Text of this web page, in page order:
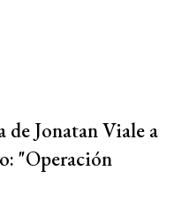
de Jonatan Viale a
"Operación